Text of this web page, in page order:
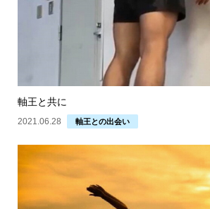
軸王と共に
2021.06.28 軸王との出会い